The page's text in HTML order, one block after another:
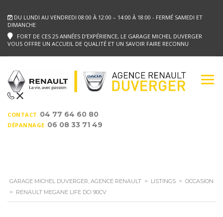
DU LUNDI AU VENDREDI 08:00 À 12:00 – 14:00 À 18:00 - FERMÉ SAMEDI ET
DIMANCHE
FORT DE CES 25 ANNÉES D’EXPÉRIENCE, LE GARAGE MICHEL DUVERGER
VOUS OFFRE UN ACCUEIL DE QUALITÉ ET UN SAVOIR FAIRE RECONNU
CONTACT 04 77 64 60 80
DÉPANNAGE 06 08 33 71 49
GARAGE MICHEL DUVERGER, AGENCE RENAULT > LISTINGS > OCCASION
> RENAULT MEGANE LIFE DCI 90CV